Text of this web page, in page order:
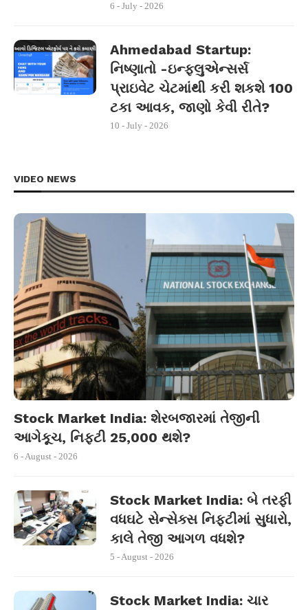
6 - July - 2026
Ahmedabad Startup:
નિષ્ણાતો -ઇન્ફ્લુએન્સર્સ
પ્રાઇવેટ ચેટમાંથી કરી શકશે 100
ટકા આવક, જાણો કેવી રીતે?
10 - July - 2026
VIDEO NEWS
Stock Market India: શેરબજારમાં તેજીની
આગેકૂચ, નિફ્ટી 25,000 થશે?
6 - August - 2026
Stock Market India: બે તરફી
વધઘટે સેન્સેક્સ નિફ્ટીમાં સુધારો,
કાલે તેજી આગળ વધશે?
5 - August - 2026
Stock Market India: ચાર